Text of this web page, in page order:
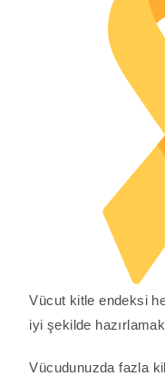
Vücut kitle endeksi
iyi şekilde
Vücudunuzda fazla